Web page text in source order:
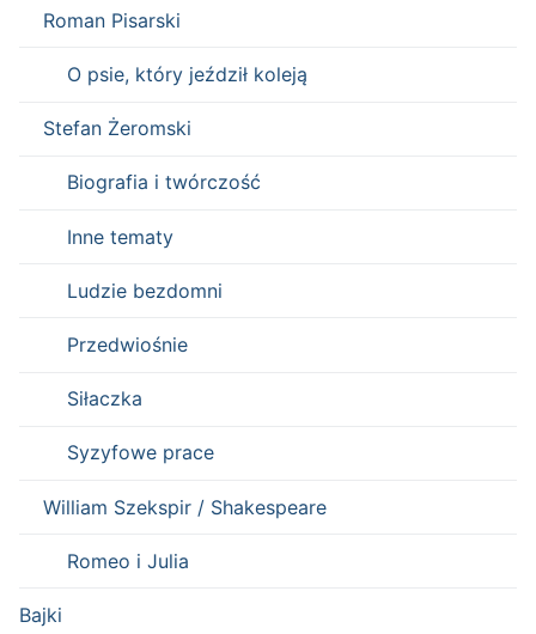
Roman Pisarski
O psie, który jeździł koleją
Stefan Żeromski
Biografia i twórczość
Inne tematy
Ludzie bezdomni
Przedwiośnie
Siłaczka
Syzyfowe prace
William Szekspir / Shakespeare
Romeo i Julia
Bajki